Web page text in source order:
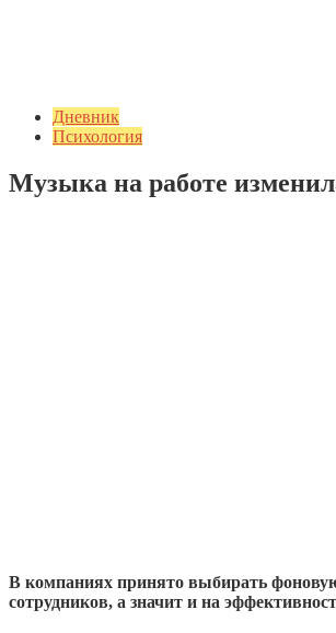
Дневник
Психология
Музыка на работе
В компаниях принято выбирать
сотрудников, а значит и на